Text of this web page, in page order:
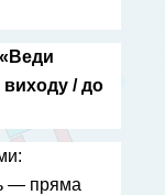
«Веди
/ до
— пряма